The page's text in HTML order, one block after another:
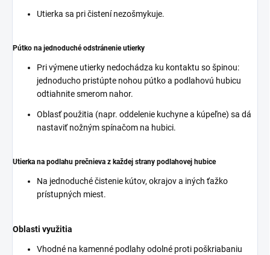
Utierka sa pri čistení nezošmykuje.
Pútko na jednoduché odstránenie utierky
Pri výmene utierky nedochádza ku kontaktu so špinou:
jednoducho pristúpte nohou pútko a podlahovú hubicu
odtiahnite smerom nahor.
Oblasť použitia (napr. oddelenie kuchyne a kúpeľne) sa dá
nastaviť nožným spínačom na hubici.
Utierka na podlahu prečnieva z každej strany podlahovej hubice
Na jednoduché čistenie kútov, okrajov a iných ťažko
prístupných miest.
Oblasti využitia
Vhodné na kamenné podlahy odolné proti poškriabaniu